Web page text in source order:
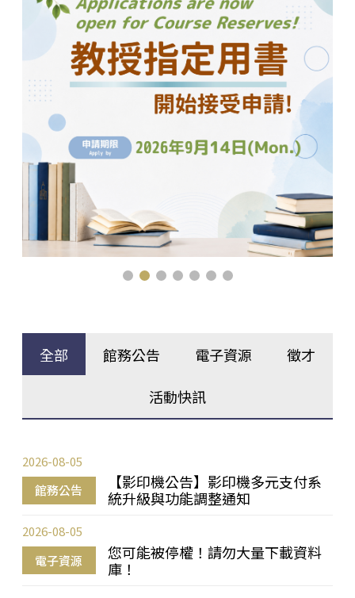
全部 館務公告 電子資源 徵才
活動快訊
館務公告
【影印機公告】影印機多元支付系
統升級與功能調整通知
2026-08-05
電子資源
您可能被停權！請勿大量下載資料
庫！
2026-08-05